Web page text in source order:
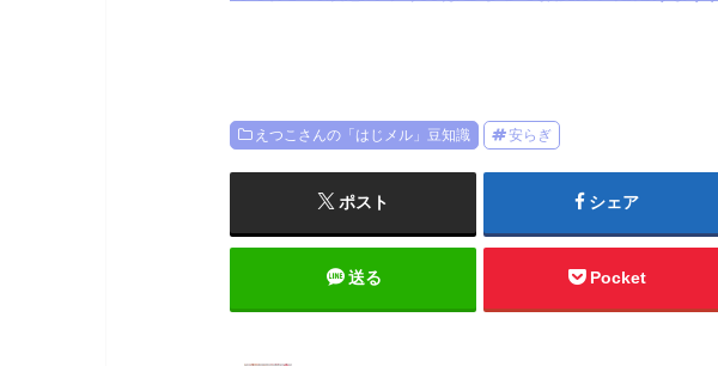
えつこさんの「はじメル」豆知識 安らぎ
ポスト シェア
送る Pocket